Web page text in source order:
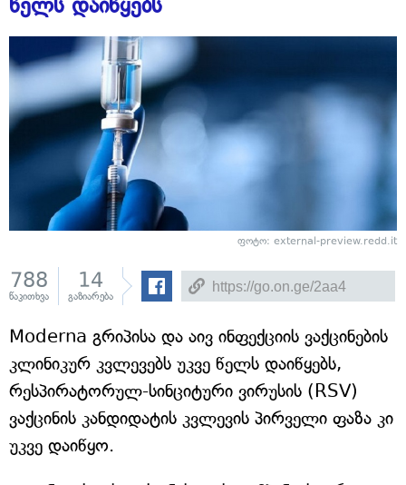
წელს დაიწყებს
ფოტო: external-preview.redd.it
788
წაკითხვა
14
გაზიარება
Moderna გრიპისა და აივ ინფექციის ვაქცინების
კლინიკურ კვლევებს უკვე წელს დაიწყებს,
რესპირატორულ-სინციტური ვირუსის (RSV)
ვაქცინის კანდიდატის კვლევის პირველი ფაზა კი
უკვე დაიწყო.